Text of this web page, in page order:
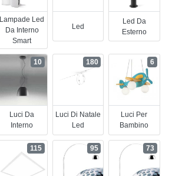
Lampade Led
Da Interno
Smart
Led
Led Da
Esterno
Luci Da
Interno
10
Luci Di Natale
Led
180
Luci Per
Bambino
6
115 95 73